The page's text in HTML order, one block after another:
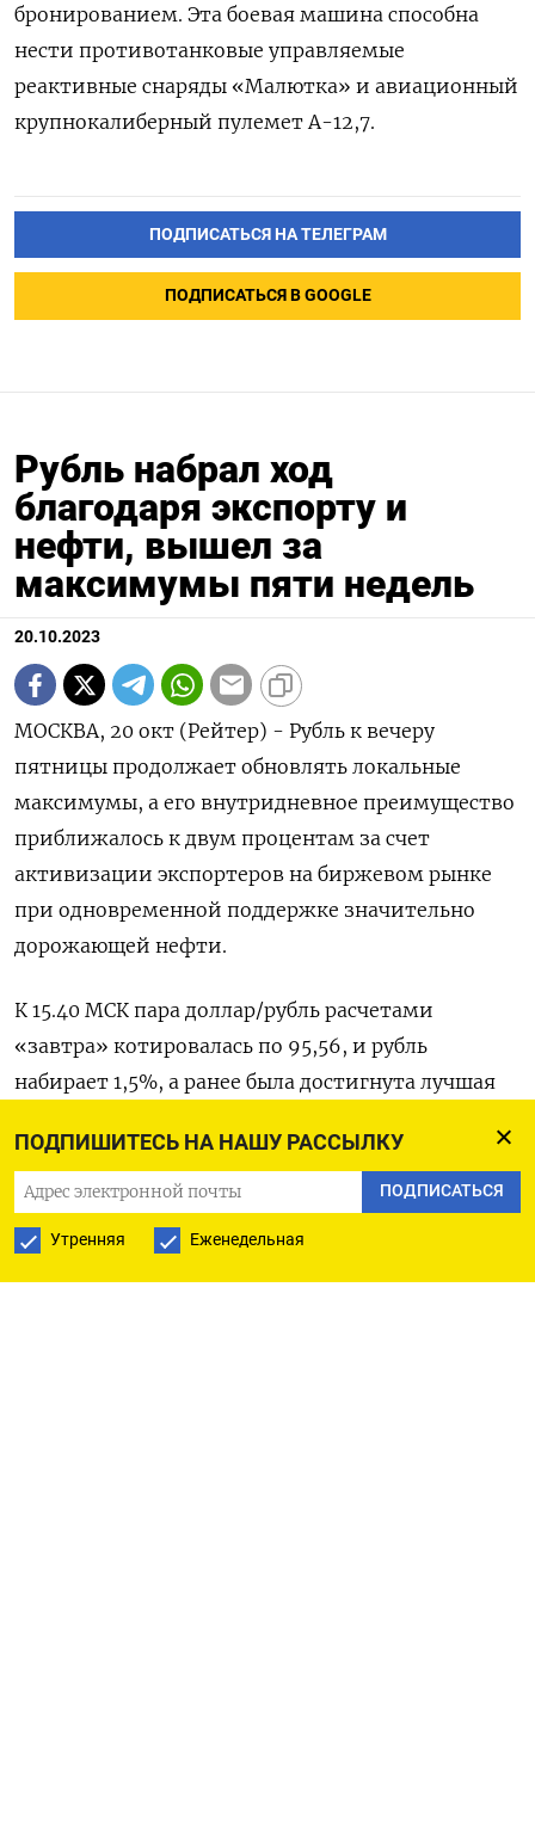
ПОДПИШИТЕСЬ НА НАШУ РАССЫЛКУ
ПОДПИСАТЬСЯ
Утренняя Еженедельная
бронированием. Эта боевая машина способна
нести противотанковые управляемые
реактивные снаряды «Малютка» и авиационный
крупнокалиберный пулемет А-12,7.
ПОДПИСАТЬСЯ НА ТЕЛЕГРАМ
ПОДПИСАТЬСЯ В GOOGLE
Рубль набрал ход
благодаря экспорту и
нефти, вышел за
максимумы пяти недель
20.10.2023
МОСКВА, 20 окт (Рейтер) - Рубль к вечеру
пятницы продолжает обновлять локальные
максимумы, а его внутридневное преимущество
приближалось к двум процентам за счет
активизации экспортеров на биржевом рынке
при одновременной поддержке значительно
дорожающей нефти.
К 15.40 МСК пара доллар/рубль расчетами
«завтра» котировалась по 95,56, и рубль
набирает 1,5%, а ранее была достигнута лучшая
95,29.
Пара евро/рубль котировалась к этому времени
по 101,02, и здесь рубль набирает 1,7%, ранее
отметившись на 100,79 впервые 12 сентября.